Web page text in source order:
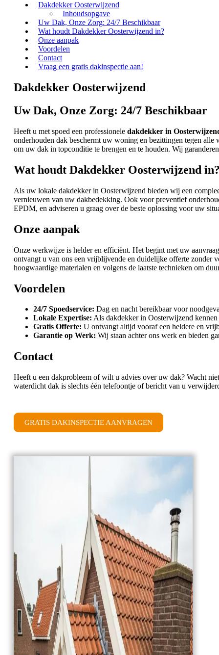
Dakdekker Oosterwijzend
Inhoudsopgave
Uw Dak, Onze Zorg: 24/7 Beschikbaar
Wat houdt Dakdekker Oosterwijzend in?
Onze aanpak
Voordelen
Contact
Vraag een gratis dakinspectie aan!
Dakdekker Oosterwijzend
Uw Dak, Onze Zorg: 24/7 Beschikbaar
Heeft u met spoed een professionele dakdekker in
onderhouden dak beschermt uw woning en bezittingen tegen
om uw dak in topconditie te brengen en te houden. Wij
Wat houdt Dakdekker Oosterwijzend
Als uw lokale dakdekker in Oosterwijzend bieden wij een
vernieuwen van uw dakbedekking. Ook voor preventief
EPDM, en adviseren u graag over de beste oplossing voor uw
Onze aanpak
Onze werkwijze is helder en efficiënt. Het begint met uw
ontvangt u van ons een vrijblijvende en duidelijke offerte zonder
hoogwaardige materialen en volgens de laatste technieken om
Voordelen
24/7 Spoedservice: Dag en nacht bereikbaar voor
Lokale Expertise: Als dakdekker in Oosterwijzend
Gratis Offerte: U ontvangt altijd vooraf een heldere en
Garantie op Werk: Wij staan achter ons werk en bieden
Contact
Heeft u een dakprobleem of wilt u advies over uw dak? Wacht
waterdicht dak is slechts één telefoontje of bericht van u
GRATIS DAKINSPECTIE AANVRAGEN